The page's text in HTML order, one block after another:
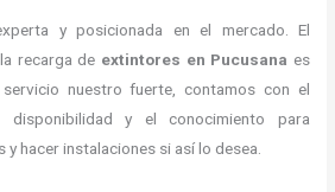
y posicionada en el mercado. El
recarga de extintores en Pucusana es
nuestro fuerte, contamos con el
disponibilidad y el conocimiento para
hacer instalaciones si así lo desea.